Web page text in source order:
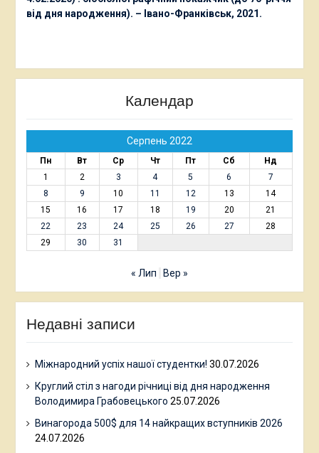
від дня народження). – Івано-Франківськ, 2021.
Календар
Серпень 2022
Пн Вт Ср Чт Пт Сб
Нд
1
2 3 4 5 6
7
8
9 10 11 12 13
14
15
16 17 18 19 20
21
22
23 24 25 26 27
28
29
30 31
« Лип Вер »
Недавні записи
Міжнародний успіх нашої студентки! 30.07.2026
Круглий стіл з нагоди річниці від дня народження
Володимира Грабовецького 25.07.2026
Винагорода 500$ для 14 найкращих вступників 2026
24.07.2026